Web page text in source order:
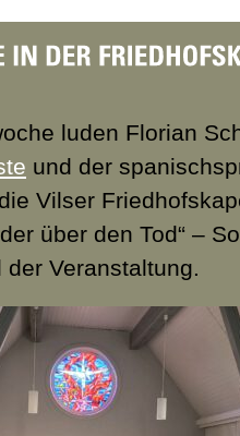
luden Florian
und der
Vilser
über den Tod“ –
Veranstaltung.